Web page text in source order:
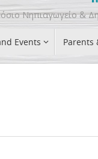
Νηπιαγωγείο &
Events Parents